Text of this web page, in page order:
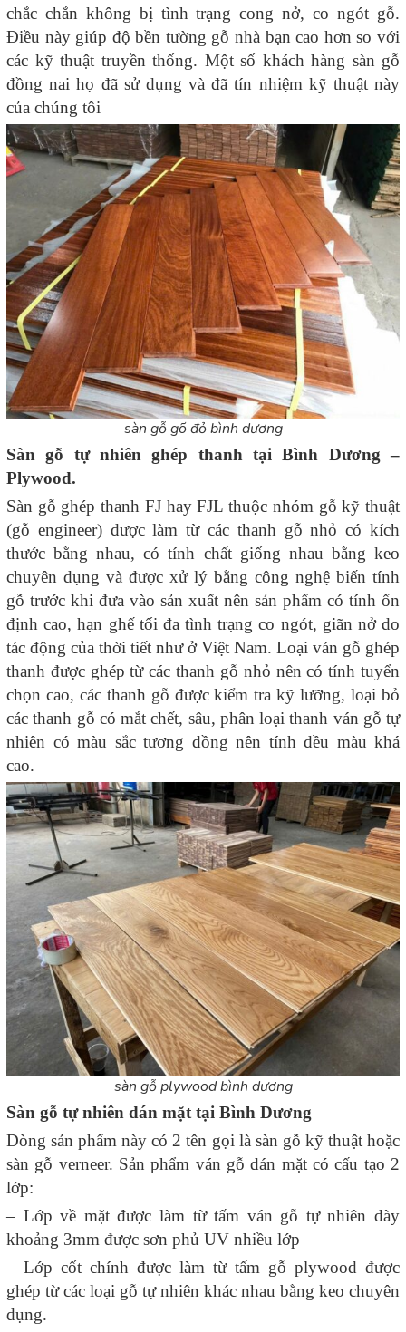
chắc chắn không bị tình trạng cong nở, co ngót gỗ.
Điều này giúp độ bền tường gỗ nhà bạn cao hơn so với
các kỹ thuật truyền thống. Một số khách hàng sàn gỗ
đồng nai họ đã sử dụng và đã tín nhiệm kỹ thuật này
của chúng tôi
sàn gỗ gõ đỏ bình dương
Sàn gỗ tự nhiên ghép thanh tại Bình Dương –
Plywood.
Sàn gỗ ghép thanh FJ hay FJL thuộc nhóm gỗ kỹ thuật
(gỗ engineer) được làm từ các thanh gỗ nhỏ có kích
thước bằng nhau, có tính chất giống nhau bằng keo
chuyên dụng và được xử lý bằng công nghệ biến tính
gỗ trước khi đưa vào sản xuất nên sản phẩm có tính ổn
định cao, hạn ghế tối đa tình trạng co ngót, giãn nở do
tác động của thời tiết như ở Việt Nam. Loại ván gỗ ghép
thanh được ghép từ các thanh gỗ nhỏ nên có tính tuyển
chọn cao, các thanh gỗ được kiểm tra kỹ lưỡng, loại bỏ
các thanh gỗ có mắt chết, sâu, phân loại thanh ván gỗ tự
nhiên có màu sắc tương đồng nên tính đều màu khá
cao.
sàn gỗ plywood bình dương
Sàn gỗ tự nhiên dán mặt tại Bình Dương
Dòng sản phẩm này có 2 tên gọi là sàn gỗ kỹ thuật hoặc
sàn gỗ verneer. Sản phẩm ván gỗ dán mặt có cấu tạo 2
lớp:
– Lớp về mặt được làm từ tấm ván gỗ tự nhiên dày
khoảng 3mm được sơn phủ UV nhiều lớp
– Lớp cốt chính được làm từ tấm gỗ plywood được
ghép từ các loại gỗ tự nhiên khác nhau bằng keo chuyên
dụng.